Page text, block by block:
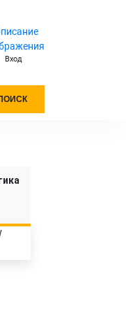
Вход